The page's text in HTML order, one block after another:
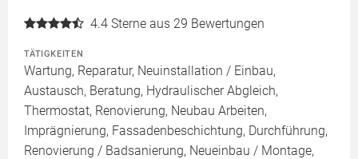
4.4 Sterne aus 29 Bewertungen
TÄTIGKEITEN
Wartung, Reparatur, Neuinstallation / Einbau,
Austausch, Beratung, Hydraulischer Abgleich,
Thermostat, Renovierung, Neubau Arbeiten,
Imprägnierung, Fassadenbeschichtung, Durchführung,
Renovierung / Badsanierung, Neueinbau / Montage,